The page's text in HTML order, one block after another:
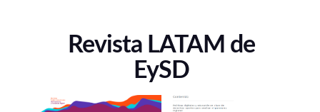
Revista LATAM de
EySD